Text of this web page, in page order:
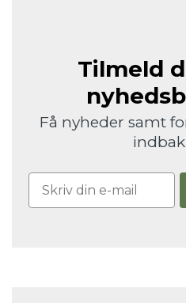
Tilmeld
Få nyheder samt